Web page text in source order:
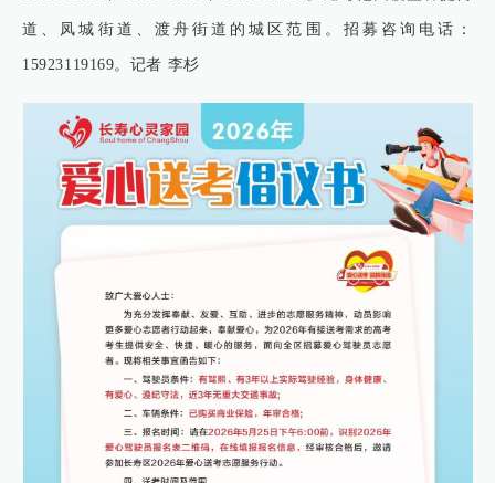
道、凤城街道、渡舟街道的城区范围。招募咨询电话：
15923119169。记者 李杉